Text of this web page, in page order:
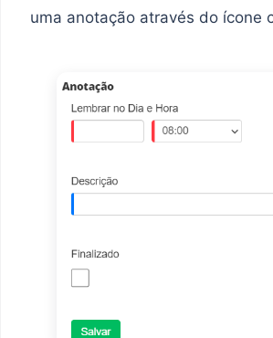
uma anotação através do ícone